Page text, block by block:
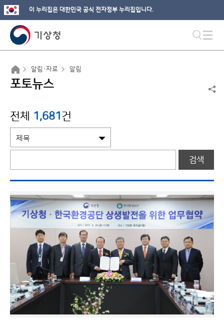
이 누리집은 대한민국 공식 전자정부 누리집입니다.
알림·자료 알림
포토뉴스
전체 1,681건
검색